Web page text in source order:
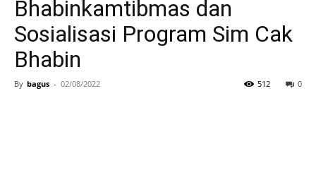
Bhabinkamtibmas dan
Sosialisasi Program Sim Cak
Bhabin
By bagus - 02/08/2022 0
512